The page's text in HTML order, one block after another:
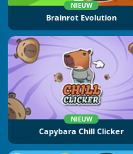
NIEUW
Brainrot Evolution
NIEUW
Capybara Chill Clicker